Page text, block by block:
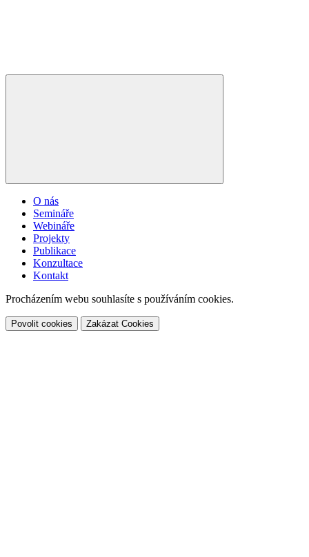
O nás
Semináře
Webináře
Projekty
Publikace
Konzultace
Kontakt
Procházením webu souhlasíte s používáním cookies.
Povolit cookies Zakázat Cookies